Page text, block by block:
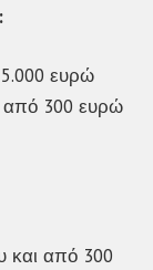
5.000 ευρώ
από 300 ευρώ
και από 300